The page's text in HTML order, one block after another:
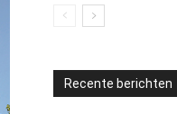
Recente berichten